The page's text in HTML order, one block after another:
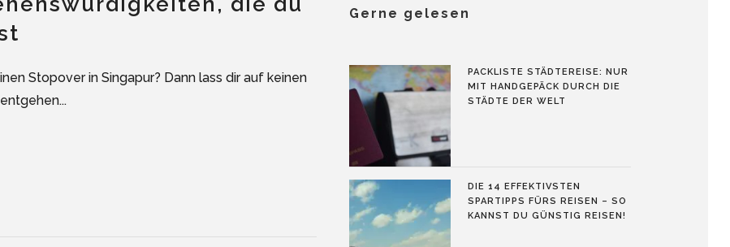
Stopover in Singapur? Dann lass dir auf keinen
Gerne gelesen
PACKLISTE STÄDTEREISE: NUR
MIT HANDGEPÄCK DURCH DIE
STÄDTE DER WELT
DIE 14 EFFEKTIVSTEN
SPARTIPPS FÜRS REISEN – SO
KANNST DU GÜNSTIG REISEN!